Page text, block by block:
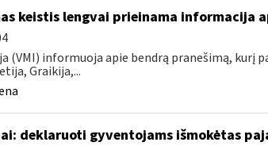
keistis lengvai prieinama informacija
(VMI) informuoja apie bendrą pranešimą, kurį
Graikija,...
deklaruoti gyventojams išmokėtas